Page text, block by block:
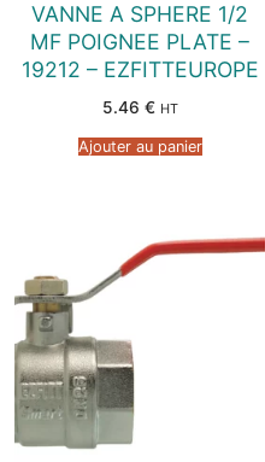
VANNE A SPHERE 1/2
MF POIGNEE PLATE –
19212 – EZFITTEUROPE
5.46 € HT
Ajouter au panier